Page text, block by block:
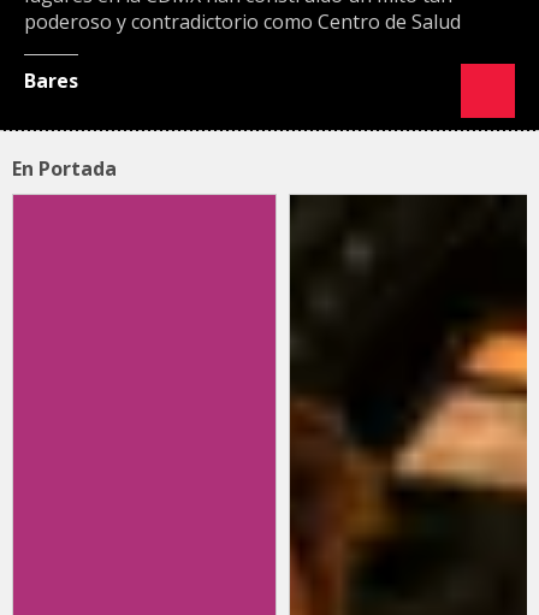
poderoso y contradictorio como Centro de Salud
Bares
En Portada